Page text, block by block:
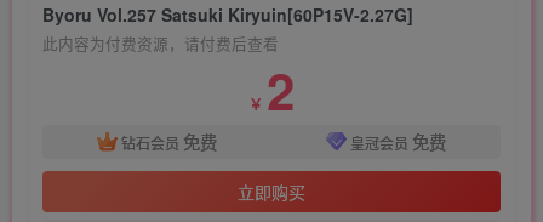
Byoru Vol.257 Satsuki Kiryuin[60P15V-2.27G]
此内容为付费资源，请付费后查看
￥ 2
钻石会员 免费 皇冠会员 免费
立即购买